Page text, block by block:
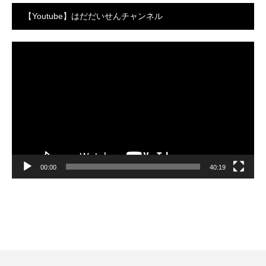
【Youtube】はだだいせんチャンネル
00:00 40:19